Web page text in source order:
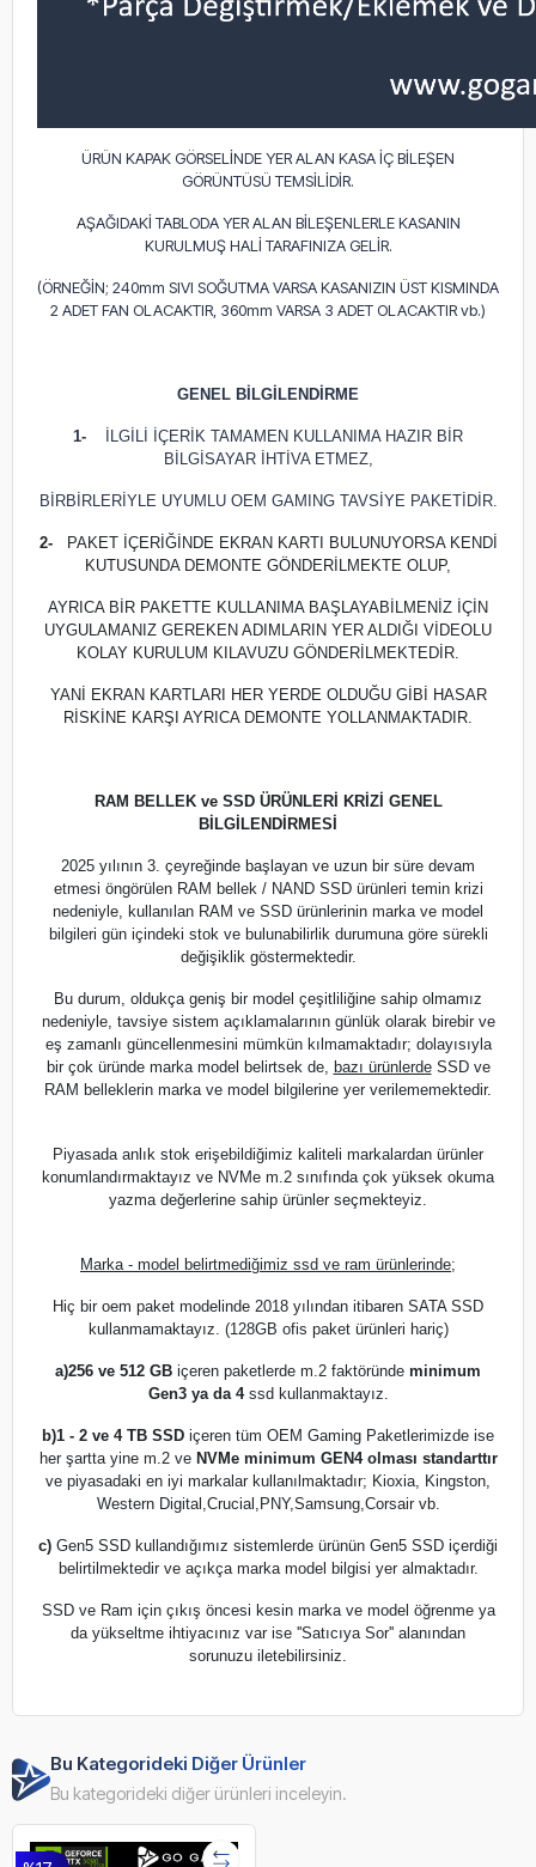
ÜRÜN KAPAK GÖRSELİNDE YER ALAN KASA İÇ BİLEŞEN
GÖRÜNTÜSÜ TEMSİLİDİR.
AŞAĞIDAKİ TABLODA YER ALAN BİLEŞENLERLE KASANIN
KURULMUŞ HALİ TARAFINIZA GELİR.
(ÖRNEĞİN; 240mm SIVI SOĞUTMA VARSA KASANIZIN ÜST KISMINDA
2 ADET FAN OLACAKTIR, 360mm VARSA 3 ADET OLACAKTIR vb.)
GENEL BİLGİLENDİRME
1-
İLGİLİ İÇERİK TAMAMEN KULLANIMA HAZIR BİR
BİLGİSAYAR İHTİVA ETMEZ,
BİRBİRLERİYLE UYUMLU OEM GAMING TAVSİYE PAKETİDİR.
2-
PAKET İÇERİĞİNDE EKRAN KARTI BULUNUYORSA KENDİ
KUTUSUNDA DEMONTE GÖNDERİLMEKTE OLUP,
AYRICA BİR PAKETTE KULLANIMA BAŞLAYABİLMENİZ İÇİN
UYGULAMANIZ GEREKEN ADIMLARIN YER ALDIĞI VİDEOLU
KOLAY KURULUM KILAVUZU GÖNDERİLMEKTEDİR.
YANİ EKRAN KARTLARI HER YERDE OLDUĞU GİBİ HASAR
RİSKİNE KARŞI AYRICA DEMONTE YOLLANMAKTADIR.
RAM BELLEK ve SSD ÜRÜNLERİ KRİZİ GENEL
BİLGİLENDİRMESİ
2025 yılının 3. çeyreğinde başlayan ve uzun bir süre devam
etmesi öngörülen RAM bellek / NAND SSD ürünleri temin krizi
nedeniyle, kullanılan RAM ve SSD ürünlerinin marka ve model
bilgileri gün içindeki stok ve bulunabilirlik durumuna göre sürekli
değişiklik göstermektedir.
Bu durum, oldukça geniş bir model çeşitliliğine sahip olmamız
nedeniyle, tavsiye sistem açıklamalarının günlük olarak birebir ve
eş zamanlı güncellenmesini mümkün kılmamaktadır; dolayısıyla
bir çok üründe marka model belirtsek de, bazı ürünlerdeSSD ve
RAM belleklerin marka ve model bilgilerine yer verilememektedir.
Piyasada anlık stok erişebildiğimiz kaliteli markalardan ürünler
konumlandırmaktayız ve NVMe m.2 sınıfında çok yüksek okuma
yazma değerlerine sahip ürünler seçmekteyiz.
Marka - model belirtmediğimiz ssd ve ram ürünlerinde;
Hiç bir oem paket modelinde 2018 yılından itibaren SATA SSD
kullanmamaktayız. (128GB ofis paket ürünleri hariç)
a)256 ve 512 GB içeren paketlerde m.2 faktöründe minimum
Gen3 ya da 4ssd kullanmaktayız.
b)1 - 2 ve 4 TB SSD içeren tüm OEM Gaming Paketlerimizde ise
her şartta yine m.2 ve NVMe minimum GEN4 olması standarttır
ve piyasadaki en iyi markalar kullanılmaktadır; Kioxia, Kingston,
Western Digital,Crucial,PNY,Samsung,Corsair vb.
c) Gen5 SSD kullandığımız sistemlerde ürünün Gen5 SSD içerdiği
belirtilmektedir ve açıkça marka model bilgisi yer almaktadır.
SSD ve Ram için çıkış öncesi kesin marka ve model öğrenme ya
da yükseltme ihtiyacınız var ise ''Satıcıya Sor'' alanından
sorunuzu iletebilirsiniz.
Bu Kategorideki Diğer Ürünler
Bu kategorideki diğer ürünleri inceleyin.